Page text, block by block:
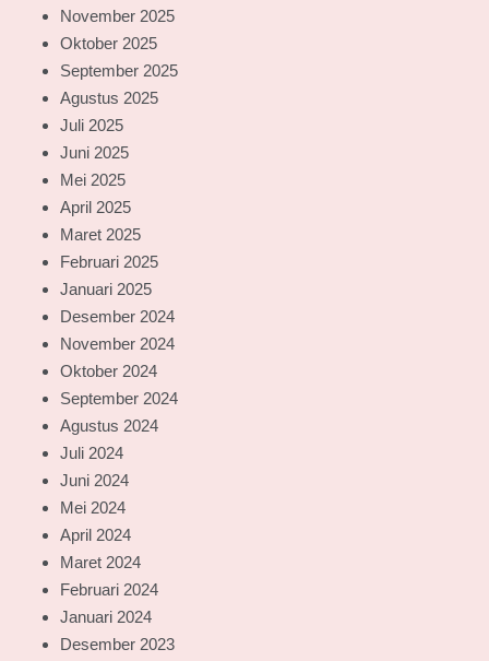
November 2025
Oktober 2025
September 2025
Agustus 2025
Juli 2025
Juni 2025
Mei 2025
April 2025
Maret 2025
Februari 2025
Januari 2025
Desember 2024
November 2024
Oktober 2024
September 2024
Agustus 2024
Juli 2024
Juni 2024
Mei 2024
April 2024
Maret 2024
Februari 2024
Januari 2024
Desember 2023